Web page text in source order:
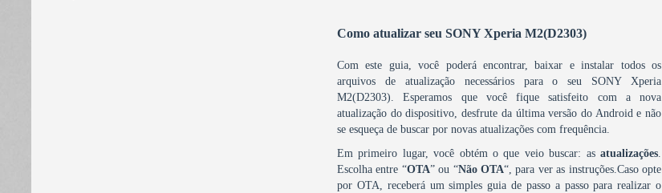
Como atualizar seu SONY Xperia M2(D2303)
Com este guia, você poderá encontrar, baixar e instalar todos os
arquivos de atualização necessários para o seu SONY Xperia
M2(D2303). Esperamos que você fique satisfeito com a nova
atualização do dispositivo, desfrute da última versão do Android e não
se esqueça de buscar por novas atualizações com frequência.
Em primeiro lugar, você obtém o que veio buscar: asatualizações.
Escolha entre “OTA” ou “Não OTA“, para ver as instruções.Caso opte
por OTA, receberá um simples guia de passo a passo para realizar o